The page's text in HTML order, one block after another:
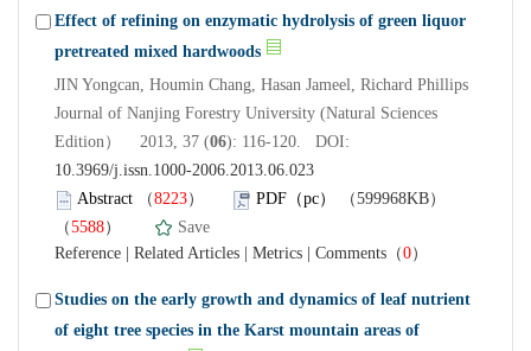
Effect of refining on enzymatic hydrolysis of green liquor
pretreated mixed hardwoods
JIN Yongcan, Houmin Chang, Hasan Jameel, Richard Phillips
Journal of Nanjing Forestry University (Natural Sciences
Edition） 2013, 37 (06): 116-120. DOI:
10.3969/j.issn.1000-2006.2013.06.023
Abstract （8223） PDF（pc）
（599968KB）
（5588）
Save
Reference
Related Articles Metrics Comments （0）
Studies on the early growth and dynamics of leaf nutrient
of eight tree species in the Karst mountain areas of